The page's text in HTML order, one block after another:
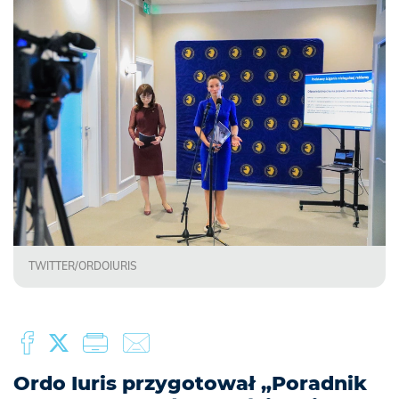
TWITTER/ORDOIURIS
Ordo Iuris przygotował „Poradnik